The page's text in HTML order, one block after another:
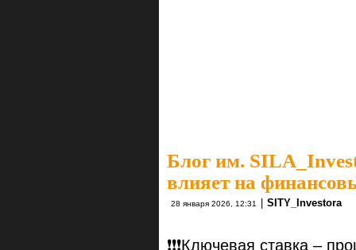
Блог им.
влияет на
28 января 2026, 12:31 SITY_Investora
❗️❗️❗️Ключевая ставка –